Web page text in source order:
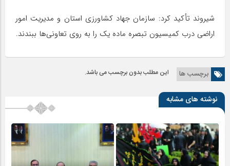
شیروند تأکید کرد: سازمان جهاد کشاورزی استان و مدیریت امور
اراضی درب کمیسیون تبصره ماده یک را به روی تعاونی‌ها ببندند.
برچسب ها این مطلب بدون برچسب می باشد.
نوشته های مشابه